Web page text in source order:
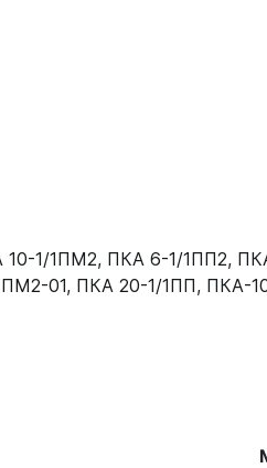
10-1/1ПМ2, ПКА 6-1/1ПП2,
01, ПКА 20-1/1ПП, ПКА-